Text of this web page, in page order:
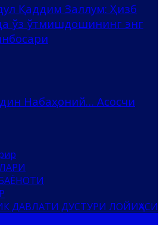
Қаддим Заллум: Ҳизб
ўз ўтмишдошининг энг
Набаҳоний… Асосчи
ДАВЛАТИ ДУСТУРИ ЛОЙИҲАСИ